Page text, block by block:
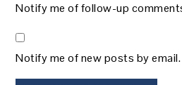
Notify me of follow-up
Notify me of new posts by email.